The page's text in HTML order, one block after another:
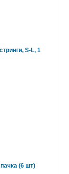
S-L, 1
(6 шт)